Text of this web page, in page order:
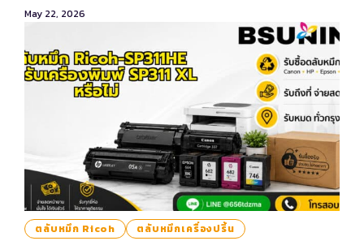
May 22, 2026
ตลับหมึก Ricoh ตลับหมึกเครื่องปริ้น